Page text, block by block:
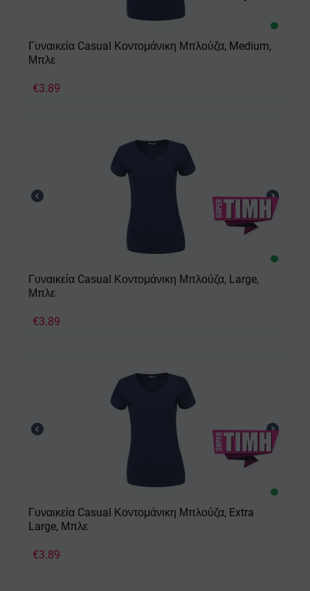
Γυναικεία Casual Κοντομάνικη Μπλούζα, Medium,
Μπλε
€3.89
Γυναικεία Casual Κοντομάνικη Μπλούζα, Large,
Μπλε
€3.89
Γυναικεία Casual Κοντομάνικη Μπλούζα, Extra
Large, Μπλε
€3.89